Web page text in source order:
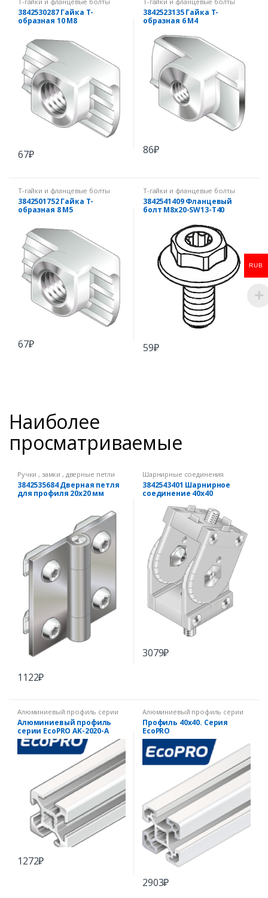
3842530287 Гайка Т-
образная 10 М8
67₽
3842523135 Гайка Т-
образная 6 М4
86₽
Т-гайки и фланцевые болты
3842501752 Гайка Т-
образная 8 М5
67₽
Т-гайки и фланцевые болты
3842541409 Фланцевый
болт M8x20-SW13-T40
59₽
Наиболее
просматриваемые
Ручки , замки , дверные петли
3842535684 Дверная петля
для профиля 20х20 мм
1122₽
Шарнирные соединения
3842543401 Шарнирное
соединение 40х40
3079₽
Алюминиевый профиль серии
EcoPRO
Алюминиевый профиль
серии EcoPRO AK-2020-A
1272₽
Алюминиевый профиль серии
EcoPRO
Профиль 40х40. Серия
EcoPRO
2903₽
RUB